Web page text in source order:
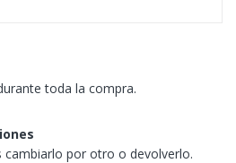
toda la compra.
cambiarlo por otro o devolverlo.